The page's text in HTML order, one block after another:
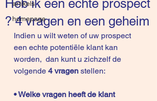
artikels
homepage
Heb ik een echte prospect
? 4 vragen en een geheim
Indien u wilt weten of uw prospect
een echte potentiële klant kan
worden,  dan kunt u zichzelf de
volgende 4 vragen stellen:
• Welke vragen heeft de klant